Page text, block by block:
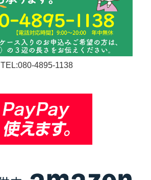
TEL:080-4895-1138